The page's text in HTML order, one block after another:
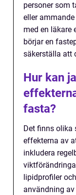
personer som
eller
med en läkare
börjar en
säkerställa att
Hur kan
fasta?
Det finns olika
effekterna av
inkludera
lipidprofiler
användning